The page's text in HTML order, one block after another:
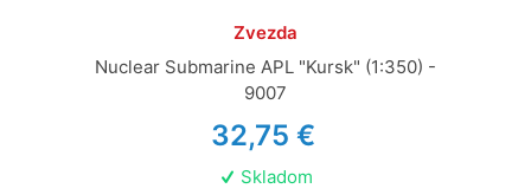
Zvezda
Nuclear Submarine APL "Kursk" (1:350) -
9007
32,75 €
Skladom